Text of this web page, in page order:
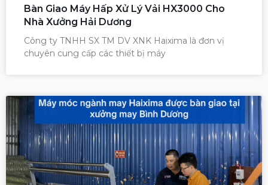
Bàn Giao Máy Hấp Xử Lý Vải HX3000 Cho
Nhà Xưởng Hải Dương
Công ty TNHH SX TM DV XNK Haixima là đơn vị
chuyên cung cấp các thiết bị máy